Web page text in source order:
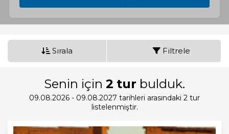
Sırala Filtrele
Senin için 2 tur bulduk.
09.08.2026 - 09.08.2027 tarihleri arasındaki 2 tur
listelenmiştir.